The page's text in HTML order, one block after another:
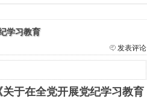
学习教育
发表评论
关于在全党开展党纪学习教育